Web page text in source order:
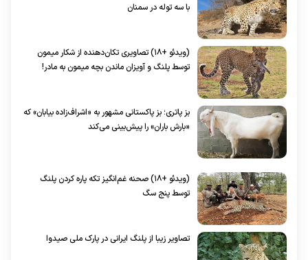
با سه توله در سمنان
(ویدئو +۱۸) تصاویری تکان‌دهنده از شکار میمون
توسط پلنگ و آویزان ماندن بچه میمون به مادر!
بز پاتری؛ بز پاکستانی مشهور به «اشراف‌زاده بیابان» که
«بارش باران» را پیش‌بینی می‌کند
(ویدئو +۱۸) صحنه غم‌انگیز تکه پاره کردن پلنگ
توسط پنج سگ
تصاویر زیبا از پلنگ ایرانی در پارک ملی صیدوا